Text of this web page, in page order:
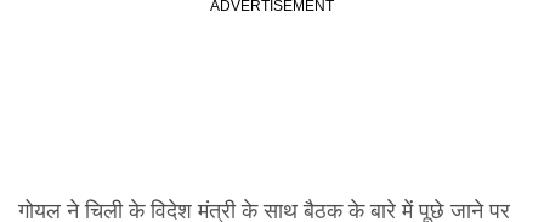
गोयल ने चिली के विदेश मंत्री के साथ बैठक के बारे में पूछे जाने पर